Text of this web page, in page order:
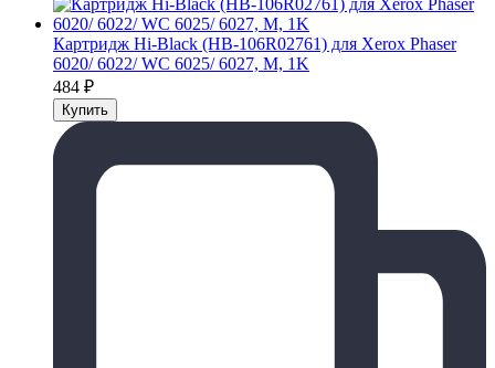
Картридж Hi-Black (HB-106R02761) для Xerox Phaser
6020/ 6022/ WC 6025/ 6027, M, 1K
484 ₽